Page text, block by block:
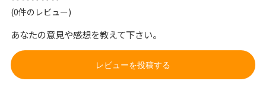
(0件のレビュー)
あなたの意見や感想を教えて下さい。
レビューを投稿する